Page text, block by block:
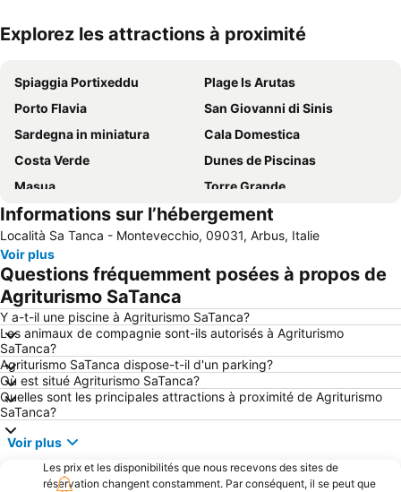
Explorez les attractions à proximité
Spiaggia Portixeddu
Plage Is Arutas
Porto Flavia
San Giovanni di Sinis
Sardegna in miniatura
Cala Domestica
Costa Verde
Dunes de Piscinas
Masua
Torre Grande
Penisola del Sinis
Costa Verde
Site archéologique de Tharros
Miniera di Ingurtosu
Portu Maga
Spiaggia Piscinas
Scivu
Masua
Miniera di Nebida
Spiaggia Fontanamare
Informations sur l’hébergement
Località Sa Tanca - Montevecchio, 09031, Arbus, Italie
Voir plus
Questions fréquemment posées à propos de
Agriturismo SaTanca
Y a-t-il une piscine à Agriturismo SaTanca?
Les animaux de compagnie sont-ils autorisés à Agriturismo
SaTanca?
Agriturismo SaTanca dispose-t-il d'un parking?
Où est situé Agriturismo SaTanca?
Quelles sont les principales attractions à proximité de Agriturismo
SaTanca?
Voir plus
Les prix et les disponibilités que nous recevons des sites de
réservation changent constamment. Par conséquent, il se peut que